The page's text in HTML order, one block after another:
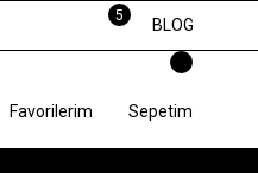
5
BLOG
Favorilerim Sepetim